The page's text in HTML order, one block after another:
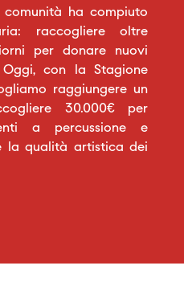
ha compiuto
raccogliere oltre
per donare nuovi
Oggi, con la Stagione
raggiungere un
30.000€ per
a percussione e
la qualità artistica dei